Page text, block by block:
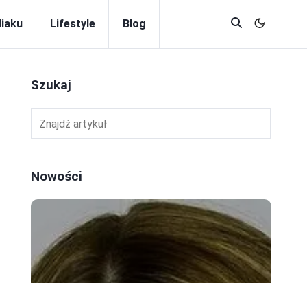
Lifestyle Blog
Szukaj
Nowości